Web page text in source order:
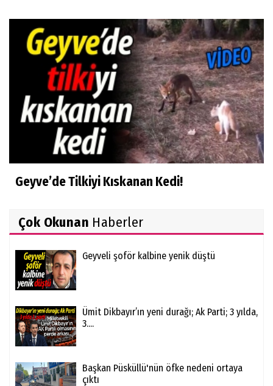
Geyve’de Tilkiyi Kıskanan Kedi!
Çok Okunan Haberler
Geyveli şoför kalbine yenik düştü
Ümit Dikbayır’ın yeni durağı; Ak Parti; 3 yılda,
3....
Başkan Püsküllü'nün öfke nedeni ortaya
çıktı